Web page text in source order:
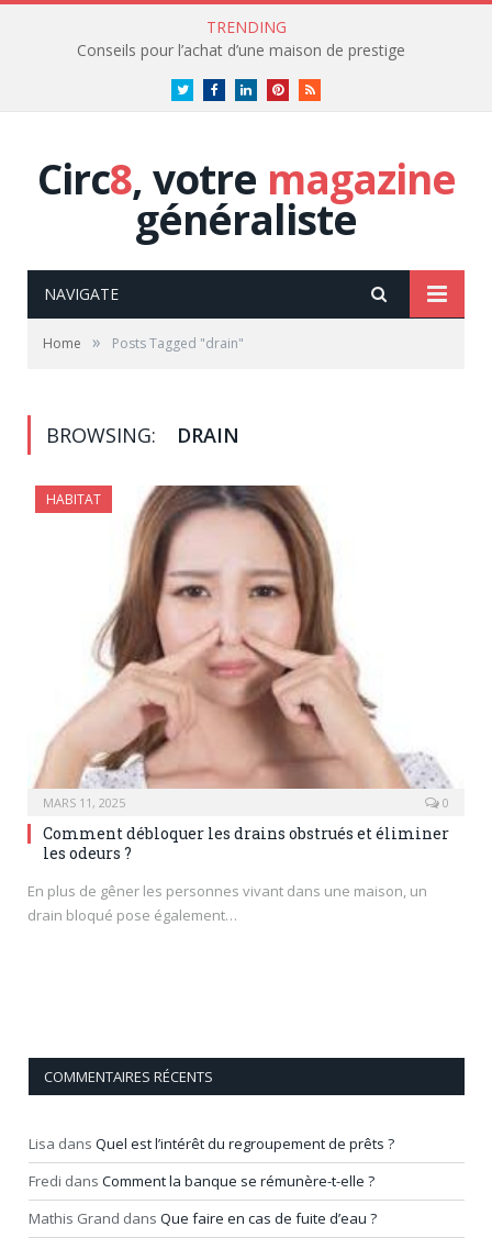
TRENDING
Conseils pour l’achat d’une maison de prestige
TwitterFacebookLinkedInPinterestRSS
Circ8, votre magazine
généraliste
NAVIGATE
Home » Posts Tagged "drain"
BROWSING: DRAIN
HABITAT
MARS 11, 2025 0
Comment débloquer les drains obstrués et éliminer
les odeurs ?
En plus de gêner les personnes vivant dans une maison, un
drain bloqué pose également…
COMMENTAIRES RÉCENTS
Lisa dans Quel est l’intérêt du regroupement de prêts ?
Fredi dans Comment la banque se rémunère-t-elle ?
Mathis Grand dans Que faire en cas de fuite d’eau ?